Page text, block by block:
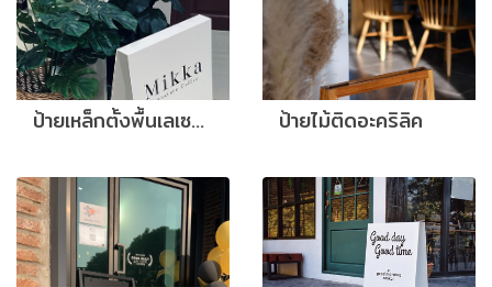
ป้ายเหล็กตั้งพื้นเลเซอร์ขาตั้ง ป้ายไม้ติดอะคริลิค